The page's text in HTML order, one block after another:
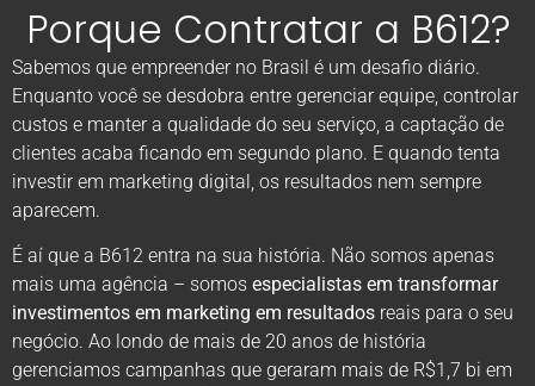
Porque Contratar a B612?
Sabemos que empreender no Brasil é um desafio diário.
Enquanto você se desdobra entre gerenciar equipe, controlar
custos e manter a qualidade do seu serviço, a captação de
clientes acaba ficando em segundo plano. E quando tenta
investir em marketing digital, os resultados nem sempre
aparecem.
É aí que a B612 entra na sua história. Não somos apenas
mais uma agência – somos especialistas em transformar
investimentos em marketing em resultados reais para o seu
negócio. Ao londo de mais de 20 anos de história
gerenciamos campanhas que geraram mais de R$1,7 bi em